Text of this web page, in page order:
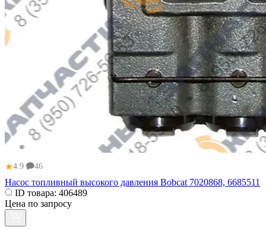
★4.9 46
Насос топливный высокого давления Bobcat 7020868, 6685511
ID товара: 406489
Цена по запросу